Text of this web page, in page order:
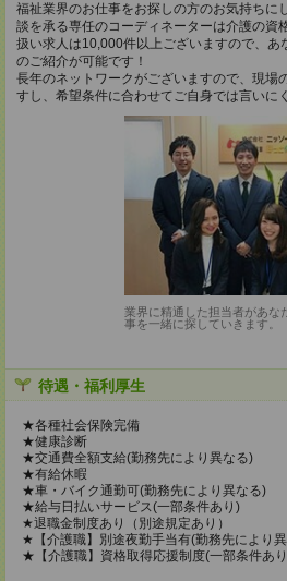
福祉業界のお仕事をお探しの方のお気持ちに
談を承る専任のコーディネーターは介護の資
扱い求人は10,000件以上ございますので、あ
のご紹介が可能です！
長年のネットワークがございますので、現場
すし、希望条件に合わせてご自身では言いに
業界に精通した担当者があな
事を一緒に探していきます。
待遇・福利厚生
★各種社会保険完備
★健康診断
★交通費全額支給(勤務先により異なる)
★有給休暇
★車・バイク通勤可(勤務先により異なる)
★給与日払いサービス(一部条件あり)
★退職金制度あり（別途規定あり）
★【介護職】別途夜勤手当有(勤務先により
★【介護職】資格取得応援制度(一部条件あ